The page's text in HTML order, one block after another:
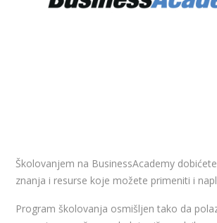
Školovanjem na BusinessAcademy
znanja i resurse koje možete primeniti i
Program školovanja osmišljen tako da